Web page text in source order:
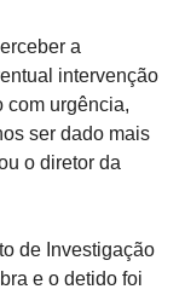
a
intervenção
com urgência,
ser dado mais
o diretor da
de Investigação
e o detido foi